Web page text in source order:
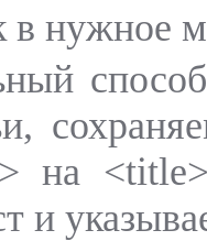
нужное
на
и